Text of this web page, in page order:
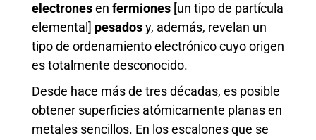
electronesen fermiones [un tipo de partícula
elemental] pesadosy, además, revelan un
tipo de ordenamiento electrónico cuyo origen
es totalmente desconocido.
Desde hace más de tres décadas, es posible
obtener superficies atómicamente planas en
metales sencillos. En los escalones que se